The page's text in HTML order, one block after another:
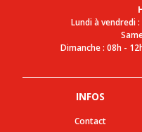
Lundi à vendredi
Dimanche : 08h -
INFOS
Contact